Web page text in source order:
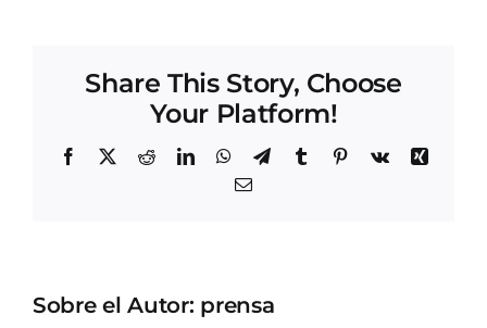
Share This Story, Choose
Your Platform!
Facebook
X RedditLinkedInWhatsApp
TelegramTumblrPinterest
Vk
Xing
Correo
Sobre el Autor: prensa